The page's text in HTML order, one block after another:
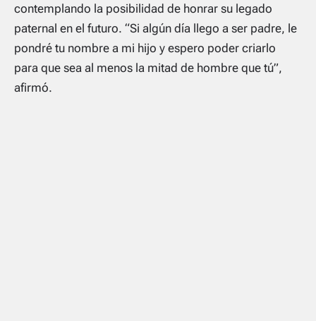
contemplando la posibilidad de honrar su legado
paternal en el futuro. “Si algún día llego a ser padre, le
pondré tu nombre a mi hijo y espero poder criarlo
para que sea al menos la mitad de hombre que tú”,
afirmó.